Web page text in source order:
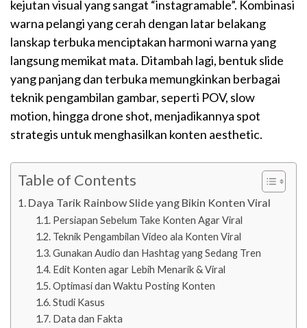
kejutan visual yang sangat “instagramable”. Kombinasi
warna pelangi yang cerah dengan latar belakang
lanskap terbuka menciptakan harmoni warna yang
langsung memikat mata. Ditambah lagi, bentuk slide
yang panjang dan terbuka memungkinkan berbagai
teknik pengambilan gambar, seperti POV, slow
motion, hingga drone shot, menjadikannya spot
strategis untuk menghasilkan konten aesthetic.
Table of Contents
Daya Tarik Rainbow Slide yang Bikin Konten Viral
Persiapan Sebelum Take Konten Agar Viral
Teknik Pengambilan Video ala Konten Viral
Gunakan Audio dan Hashtag yang Sedang Tren
Edit Konten agar Lebih Menarik & Viral
Optimasi dan Waktu Posting Konten
Studi Kasus
Data dan Fakta